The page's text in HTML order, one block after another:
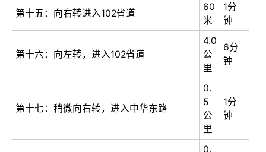
第十五：向右转进入102省道
60
米
1分
钟
第十六：向左转，进入102省道
4.0
公
里
6分
钟
第十七：稍微向右转，进入中华东路
0.
5
公
里
1分
钟
0.